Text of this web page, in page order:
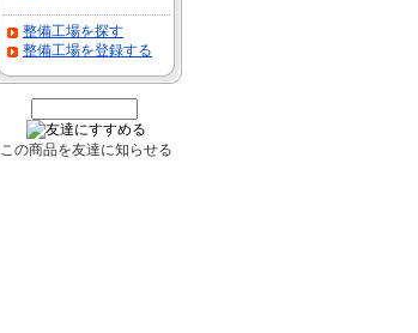
整備工場を探す
整備工場を登録する
この商品を友達に知らせる